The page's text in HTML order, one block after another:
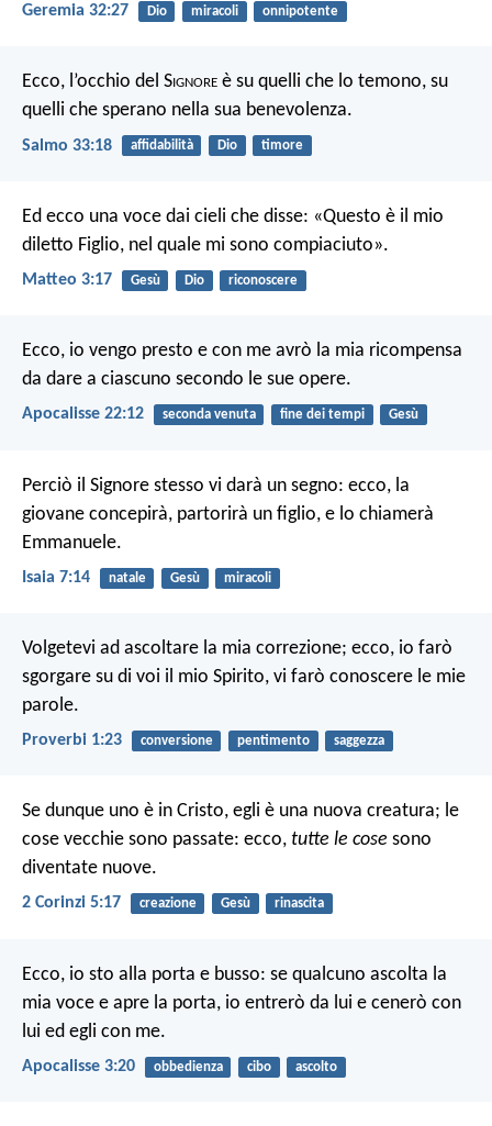
Geremia 32:27 Dio miracoli onnipotente
Ecco, l’occhio del Signore è su quelli che lo temono, su
quelli che sperano nella sua benevolenza.
Salmo 33:18 affidabilità Dio timore
Ed ecco una voce dai cieli che disse: «Questo è il mio
diletto Figlio, nel quale mi sono compiaciuto».
Matteo 3:17 Gesù Dio riconoscere
Ecco, io vengo presto e con me avrò la mia ricompensa
da dare a ciascuno secondo le sue opere.
Apocalisse 22:12 seconda venuta fine dei tempi Gesù
Perciò il Signore stesso vi darà un segno: ecco, la
giovane concepirà, partorirà un figlio, e lo chiamerà
Emmanuele.
Isaia 7:14 natale Gesù miracoli
Volgetevi ad ascoltare la mia correzione; ecco, io farò
sgorgare su di voi il mio Spirito, vi farò conoscere le mie
parole.
Proverbi 1:23 conversione pentimento saggezza
Se dunque uno è in Cristo, egli è una nuova creatura; le
cose vecchie sono passate: ecco, tutte le cose sono
diventate nuove.
2 Corinzi 5:17 creazione Gesù rinascita
Ecco, io sto alla porta e busso: se qualcuno ascolta la
mia voce e apre la porta, io entrerò da lui e cenerò con
lui ed egli con me.
Apocalisse 3:20 obbedienza cibo ascolto